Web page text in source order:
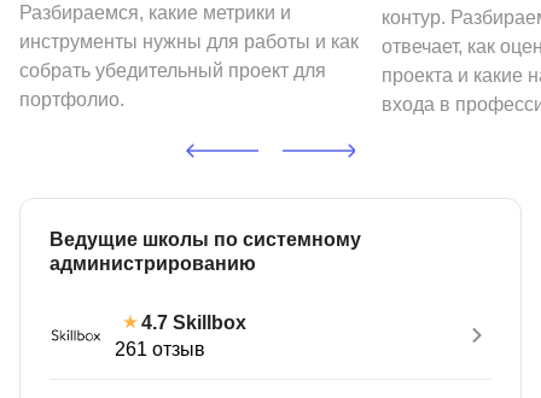
Разбираемся, какие метрики и
инструменты нужны для работы и как
собрать убедительный проект для
портфолио.
контур.
отвечает, как
проекта и какие
входа в
Ведущие школы по системному
администрированию
4.7 Skillbox
261 отзыв